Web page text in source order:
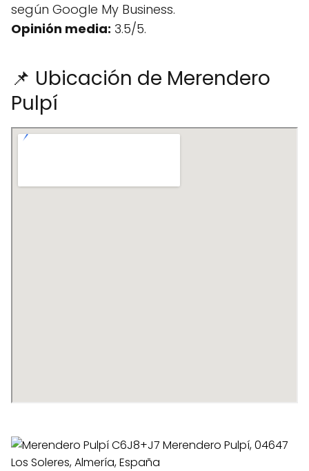
según Google My Business.
Opinión media: 3.5/5.
📌 Ubicación de Merendero
Pulpí